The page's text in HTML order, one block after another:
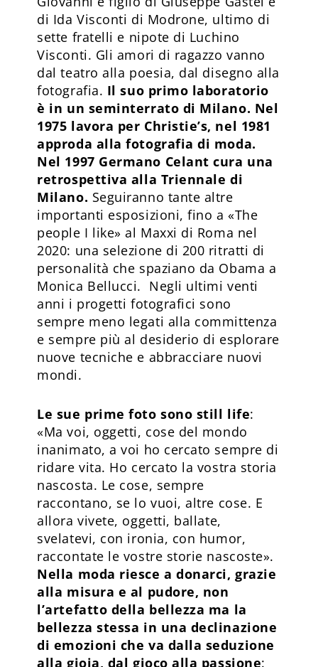
di Ida Visconti di Modrone, ultimo di
sette fratelli e nipote di Luchino
Visconti. Gli amori di ragazzo vanno
dal teatro alla poesia, dal disegno alla
fotografia. Il suo primo laboratorio
è in un seminterrato di Milano. Nel
1975 lavora per Christie’s, nel 1981
approda alla fotografia di moda.
Nel 1997 Germano Celant cura una
retrospettiva alla Triennale di
Milano. Seguiranno tante altre
importanti esposizioni, fino a «The
people I like» al Maxxi di Roma nel
2020: una selezione di 200 ritratti di
personalità che spaziano da Obama a
Monica Bellucci. Negli ultimi venti
anni i progetti fotografici sono
sempre meno legati alla committenza
e sempre più al desiderio di esplorare
nuove tecniche e abbracciare nuovi
mondi.
Le sue prime foto sono still life:
«Ma voi, oggetti, cose del mondo
inanimato, a voi ho cercato sempre di
ridare vita. Ho cercato la vostra storia
nascosta. Le cose, sempre
raccontano, se lo vuoi, altre cose. E
allora vivete, oggetti, ballate,
svelatevi, con ironia, con humor,
raccontate le vostre storie nascoste».
Nella moda riesce a donarci, grazie
alla misura e al pudore, non
l’artefatto della bellezza ma la
bellezza stessa in una declinazione
di emozioni che va dalla seduzione
alla gioia, dal gioco alla passione: